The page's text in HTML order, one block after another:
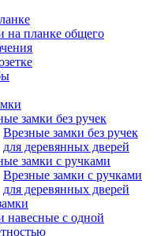
на планке общего
замки без ручек
Врезные замки без ручек
для деревянных дверей
замки с ручками
Врезные замки с ручками
для деревянных дверей
навесные с одной